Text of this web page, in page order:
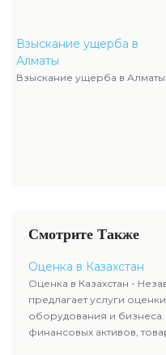
Взыскание ущерба в
Алматы
Взыскание ущерба в Алматы
Смотрите Также
Оценка в Казахстан
Оценка в Казахстан -
предлагает услуги
оборудования и
финансовых активов,
оценка животных и